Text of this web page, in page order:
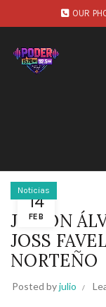
OUR
14
FEB
Noticias
JULIÓN
JOSS
NORTEÑO
Posted byjulio